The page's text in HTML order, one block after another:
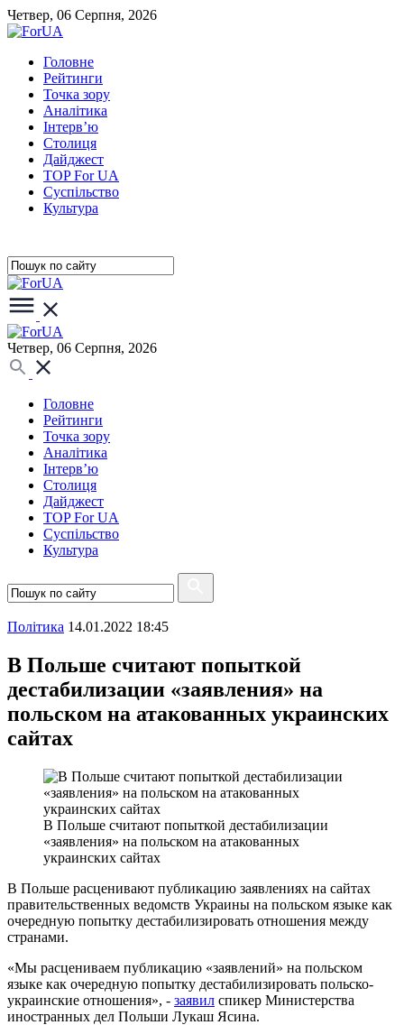
Четвер, 06 Серпня, 2026
Головне
Рейтинги
Точка зору
Аналітика
Інтерв’ю
Столиця
Дайджест
TOP For UA
Суспiльство
Культура
Четвер, 06 Серпня, 2026
Головне
Рейтинги
Точка зору
Аналітика
Інтерв’ю
Столиця
Дайджест
TOP For UA
Суспiльство
Культура
Полiтика 14.01.2022 18:45
В Польше считают попыткой
дестабилизации «заявления» на
польском на атакованных украинских
сайтах
В Польше считают попыткой дестабилизации
«заявления» на польском на атакованных
украинских сайтах
В Польше расценивают публикацию заявлениях на сайтах
правительственных ведомств Украины на польском языке как
очередную попытку дестабилизировать отношения между
странами.
«Мы расцениваем публикацию «заявлений» на польском
языке как очередную попытку дестабилизировать польско-
украинские отношения», - заявил спикер Министерства
иностранных дел Польши Лукаш Ясина.